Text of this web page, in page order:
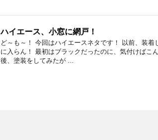
ハイエース、小窓に網戸！
ど～も～！ 今回はハイエースネタです！ 以前、装
に入らん！ 最初はブラックだったのに、気付けばこ
後、塗装をしてみたが ...